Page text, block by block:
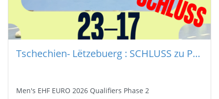
Tschechien- Lëtzebuerg : SCHLUSS zu Prag 23 -17
Men's EHF EURO 2026 Qualifiers Phase 2